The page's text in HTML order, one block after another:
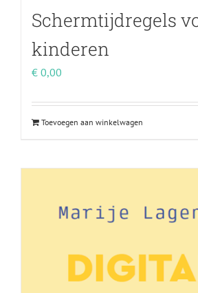
Schermtijdregels
kinderen
€ 0,00
Toevoegen aan winkelwagen